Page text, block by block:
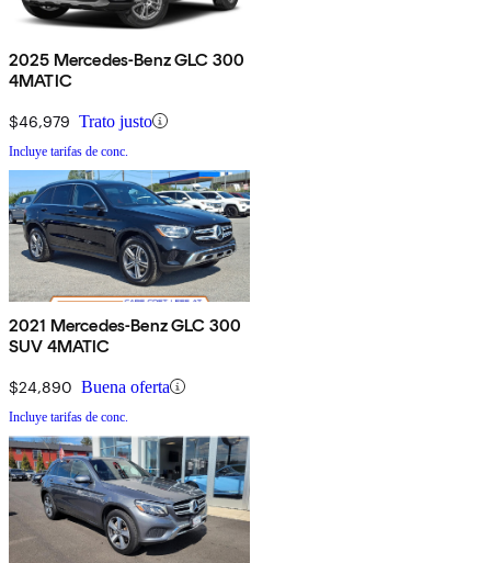
2025 Mercedes-Benz GLC 300
4MATIC
$46,979 Trato justo
Incluye tarifas de conc.
2021 Mercedes-Benz GLC 300
SUV 4MATIC
$24,890 Buena oferta
Incluye tarifas de conc.